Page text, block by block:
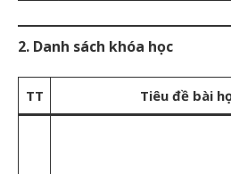
2. Danh sách khóa học
TT Tiêu đề bài